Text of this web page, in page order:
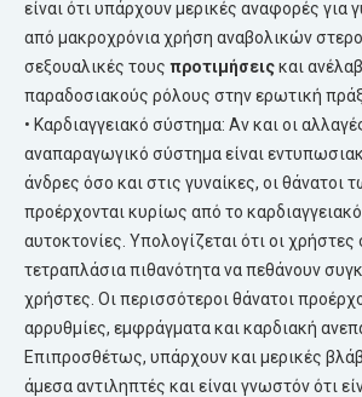
είναι ότι υπάρχουν μερικές αναφορές για
από μακροχρόνια χρήση αναβολικών
σεξουαλικές τους προτιμήσειςκαι
παραδοσιακούς ρόλους στην ερωτική
• Καρδιαγγειακό σύστημα: Αν και οι
αναπαραγωγικό σύστημα είναι
άνδρες όσο και στις γυναίκες, οι θάνατοι
προέρχονται κυρίως από το καρδιαγγειακό
αυτοκτονίες. Υπολογίζεται ότι οι
τετραπλάσια πιθανότητα να πεθάνουν
χρήστες. Οι περισσότεροι θάνατοι
αρρυθμίες, εμφράγματα και καρδιακή
Επιπροσθέτως, υπάρχουν και μερικές
άμεσα αντιληπτές και είναι γνωστόν ότι